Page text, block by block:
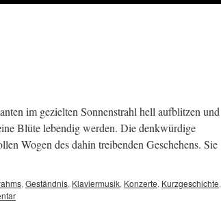
im gezielten Sonnenstrahl hell aufblitzen und
Blüte lebendig werden. Die denkwürdige
Wogen des dahin treibenden Geschehens. Sie
, Geständnis, Klaviermusik, Konzerte, Kurzgeschichte,